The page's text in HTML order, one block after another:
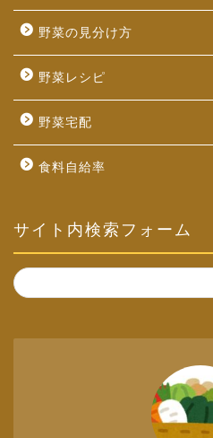
野菜の見分け方
野菜レシピ
野菜宅配
食料自給率
サイト内検索フォーム